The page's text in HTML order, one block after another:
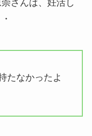
さんは、妊活し
たなかったよ